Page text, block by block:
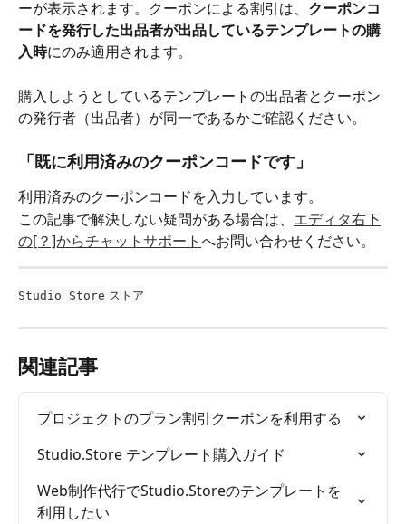
ーが表示されます。クーポンによる割引は、 クーポンコ
ードを発行した出品者が出品しているテンプレートの購
入時にのみ適用されます。
購入しようとしているテンプレートの出品者とクーポン
の発行者（出品者）が同一であるかご確認ください。
「既に利用済みのクーポンコードです」
利用済みのクーポンコードを入力しています。
この記事で解決しない疑問がある場合は、 エディタ右下
の[？]からチャットサポートへお問い合わせください。
Studio Store ストア
関連記事
プロジェクトのプラン割引クーポンを利用する
Studio.Store テンプレート購入ガイド
Web制作代行でStudio.Storeのテンプレートを
利用したい